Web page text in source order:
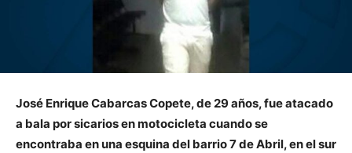
José Enrique Cabarcas Copete, de 29 años, fue atacado
a bala por sicarios en motocicleta cuando se
encontraba en una esquina del barrio 7 de Abril, en el sur